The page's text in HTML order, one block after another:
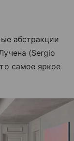
абстракции
(Sergio
самое яркое